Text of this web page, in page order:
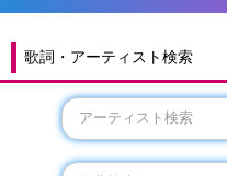
歌詞・アーティスト検索